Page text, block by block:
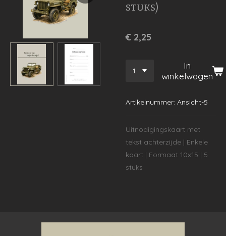
stuks)
€ 2,25
In
winkelwagen
Artikelnummer: Ansicht-5
Uitnodigingskaart met
tekst achterzijde | Enkele
kaart | Formaat 10x15 | 5
stuks